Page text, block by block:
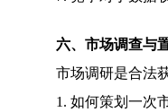
六、市场调查与
市场调研是合法获
1. 如何策划一次